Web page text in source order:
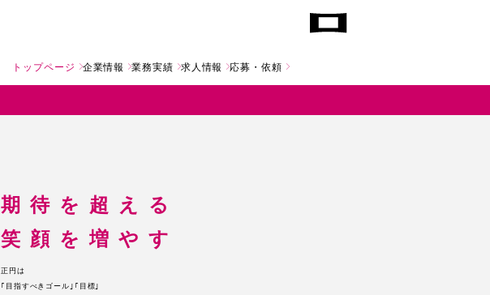
トップページ 企業情報 業務実績 求人情報 応募・依頼
期待を超える
笑顔を増やす
正円は
｢目指すべきゴール｣｢目標｣